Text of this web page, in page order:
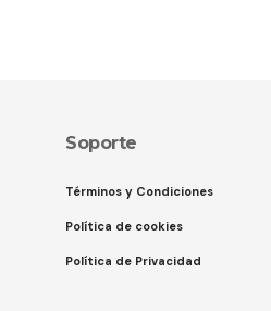
Soporte
Términos y Condiciones
Política de cookies
Política de Privacidad